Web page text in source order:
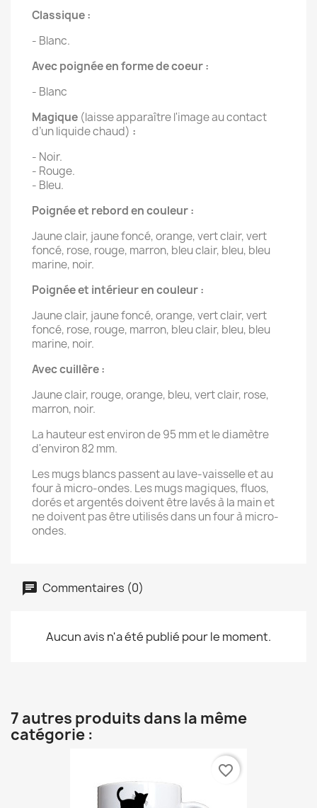
Classique :
- Blanc.
Avec poignée en forme de coeur :
- Blanc
Magique (laisse apparaître l'image au contact
d’un liquide chaud) :
- Noir.
- Rouge.
- Bleu.
Poignée et rebord en couleur :
Jaune clair, jaune foncé, orange, vert clair, vert
foncé, rose, rouge, marron, bleu clair, bleu, bleu
marine, noir.
Poignée et intérieur en couleur :
Jaune clair, jaune foncé, orange, vert clair, vert
foncé, rose, rouge, marron, bleu clair, bleu, bleu
marine, noir.
Avec cuillère :
Jaune clair, rouge, orange, bleu, vert clair, rose,
marron, noir.
La hauteur est environ de 95 mm et le diamètre
d'environ 82 mm.
Les mugs blancs passent au lave-vaisselle et au
four à micro-ondes. Les mugs magiques, fluos,
dorés et argentés doivent être lavés à la main et
ne doivent pas être utilisés dans un four à micro-
ondes.
Commentaires (0)
Aucun avis n'a été publié pour le moment.
7 autres produits dans la même
catégorie :
favorite_border